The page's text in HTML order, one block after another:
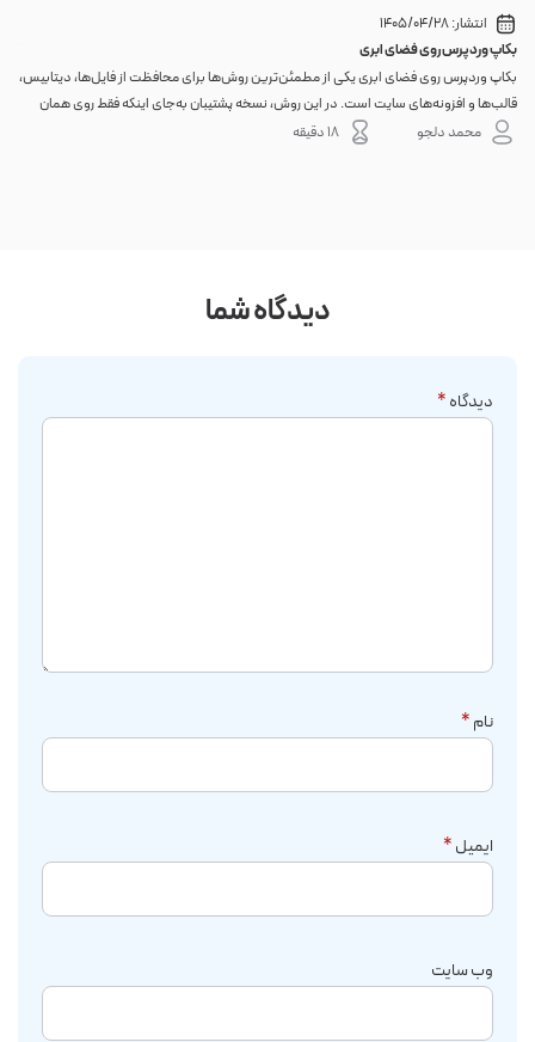
انتشار:1405/04/28
بکاپ وردپرس روی فضای ابری
بکاپ وردپرس روی فضای ابری یکی از مطمئن‌ترین روش‌ها برای محافظت از فایل‌ها، دیتابیس،
قالب‌ها و افزونه‌های سایت است. در این روش، نسخه پشتیبان به‌جای اینکه فقط روی همان
هاست اصلی باقی بماند، به یک فضای جداگانه منتقل می‌شود؛ بنابراین خرابی سرور، هک
محمد دلجو 18 دقیقه
دیدگاه شما
دیدگاه*
نام*
ایمیل*
وب‌ سایت